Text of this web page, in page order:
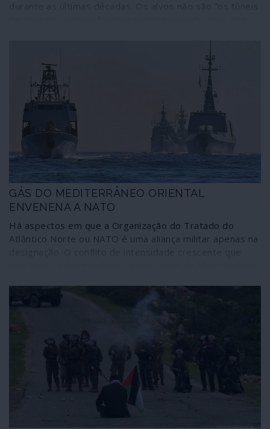
escapar. Não se trata de um “confronto”: é uma
barbárie. Algumas notas sobre o que está a passar-se.
GÁS DO MEDITERRÂNEO ORIENTAL
ENVENENA A NATO
Há aspectos em que a Organização do Tratado do
Atlântico Norte ou NATO é uma aliança militar apenas na
descobertos e à indeterminação de várias Zonas
Económicas Exclusivas (ZEE) revela que a união militar
circunstâncias deste tipo.